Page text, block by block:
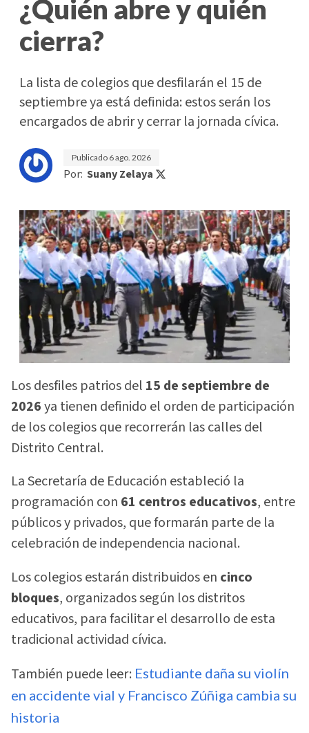
¿Quién abre y quién
cierra?
La lista de colegios que desfilarán el 15 de
septiembre ya está definida: estos serán los
encargados de abrir y cerrar la jornada cívica.
Publicado 6 ago. 2026
Por: Suany Zelaya
Los desfiles patrios del 15 de septiembre de
2026ya tienen definido el orden de participación
de los colegios que recorrerán las calles del
Distrito Central.
La Secretaría de Educación estableció la
programación con 61 centros educativos, entre
públicos y privados, que formarán parte de la
celebración de independencia nacional.
Los colegios estarán distribuidos en cinco
bloques, organizados según los distritos
educativos, para facilitar el desarrollo de esta
tradicional actividad cívica.
También puede leer: Estudiante daña su violín
en accidente vial y Francisco Zúñiga cambia su
historia